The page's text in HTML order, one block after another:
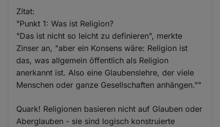
Zitat:
"Punkt 1: Was ist Religion?
"Das ist nicht so leicht zu definieren", merkte
Zinser an, "aber ein Konsens wäre: Religion ist
das, was allgemein öffentlich als Religion
anerkannt ist. Also eine Glaubenslehre, der viele
Menschen oder ganze Gesellschaften anhängen.""
Quark! Religionen basieren nicht auf Glauben oder
Aberglauben - sie sind logisch konstruierte